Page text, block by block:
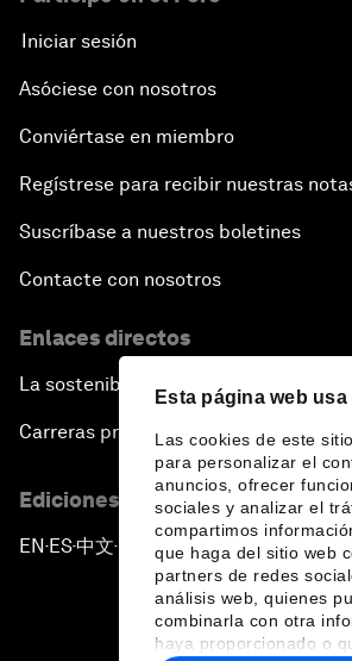
Esta página web
Las cookies de este
para personalizar el
anuncios, ofrecer
sociales y analizar el
compartimos
que haga del sitio web
partners de redes
análisis web, quienes
combinarla con otra
haya proporcionado o
Iniciar sesión
Asóciese con nosotros
Conviértase en miembro
Regístrese para recibir nuestras
Suscríbase a nuestros boletines
Contacte con nosotros
Enlaces directos
La sostenibilidad en el Foro
Carreras profesionales
Ediciones en otros idiomas
EN ▪ES▪中文▪ 日本語